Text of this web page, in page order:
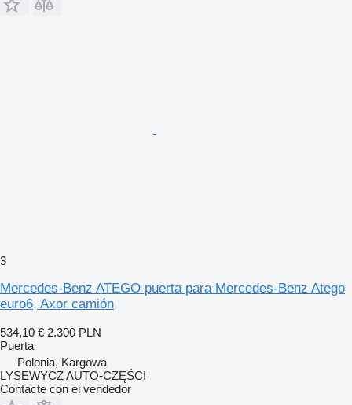
3
Mercedes-Benz ATEGO puerta para Mercedes-Benz Atego
euro6, Axor camión
534,10 € 2.300 PLN
Puerta
Polonia, Kargowa
LYSEWYCZ AUTO-CZĘŚCI
Contacte con el vendedor